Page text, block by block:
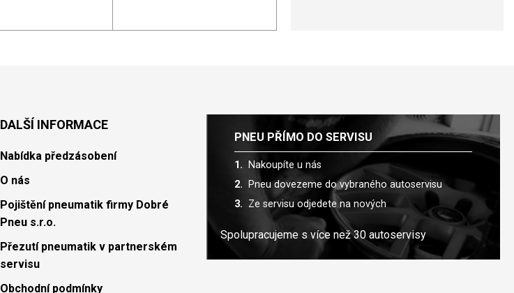
DALŠÍ INFORMACE
Nabídka předzásobení
O nás
Pojištění pneumatik firmy Dobré
Pneu s.r.o.
Přezutí pneumatik v partnerském
servisu
Obchodní podmínky
PNEU PŘÍMO DO SERVISU
Nakoupíte u nás
Pneu dovezeme do vybraného autoservisu
Ze servisu odjedete na nových
Spolupracujeme s více než 30 autoservisy